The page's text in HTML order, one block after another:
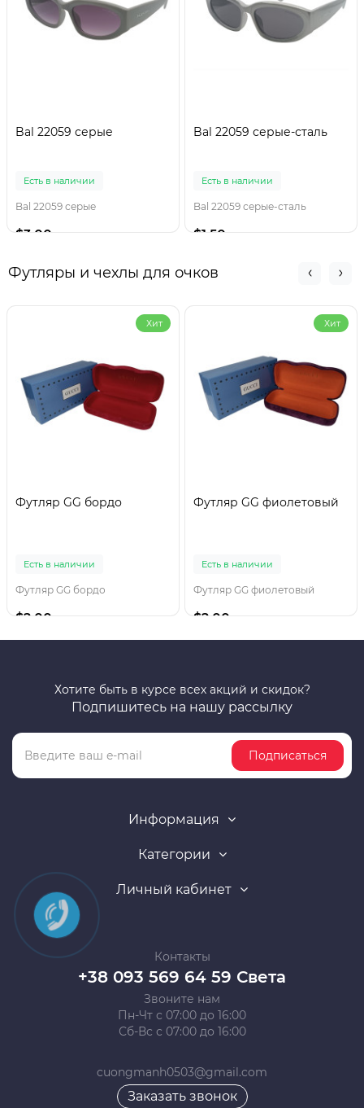
Bal 22059 серые
Есть в наличии
Bal 22059 серые
$3.00
Bal 22059 серые-сталь
Есть в наличии
Bal 22059 серые-сталь
$1.50
Футляры и чехлы для очков
Хит
Футляр GG бордо
Есть в наличии
Футляр GG бордо
$2.00
Хит
Футляр GG фиолетовый
Есть в наличии
Футляр GG фиолетовый
$2.00
Хотите быть в курсе всех акций и скидок?
Подпишитесь на нашу рассылку
Подписаться
Информация
Категории
Личный кабинет
Контакты
+38 093 569 64 59 Света
Звоните нам
Пн-Чт с 07:00 до 16:00
Сб-Вс с 07:00 до 16:00
cuongmanh0503@gmail.com
Заказать звонок